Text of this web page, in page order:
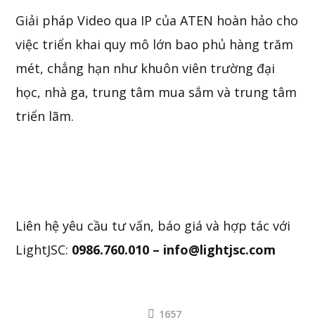
Giải pháp Video qua IP của ATEN hoàn hảo cho
việc triển khai quy mô lớn bao phủ hàng trăm
mét, chẳng hạn như khuôn viên trường đại
học, nhà ga, trung tâm mua sắm và trung tâm
triển lãm.
Liên hệ yêu cầu tư vấn, báo giá và hợp tác với
LightJSC: 0986.760.010 – info@lightjsc.com
1657